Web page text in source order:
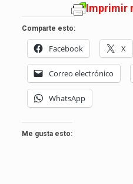
Imprimir
Comparte esto:
Facebook X
Correo electrónico
WhatsApp
Me gusta esto: